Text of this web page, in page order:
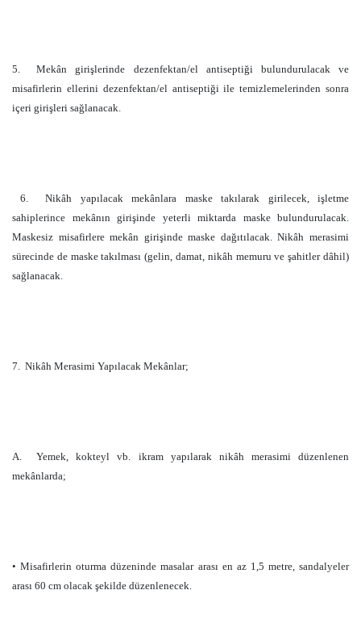
5.
Mekân girişlerinde dezenfektan/el antiseptiği bulundurulacak ve
misafirlerin ellerini dezenfektan/el antiseptiği ile temizlemelerinden sonra
içeri girişleri sağlanacak.
6.
Nikâh yapılacak mekânlara maske takılarak girilecek, işletme
sahiplerince mekânın girişinde yeterli miktarda maske bulundurulacak.
Maskesiz misafirlere mekân girişinde maske dağıtılacak. Nikâh merasimi
sürecinde de maske takılması (gelin, damat, nikâh memuru ve şahitler dâhil)
sağlanacak.
7. Nikâh Merasimi Yapılacak Mekânlar;
A.
Yemek, kokteyl vb. ikram yapılarak nikâh merasimi düzenlenen
mekânlarda;
• Misafirlerin oturma düzeninde masalar arası en az 1,5 metre, sandalyeler
arası 60 cm olacak şekilde düzenlenecek.